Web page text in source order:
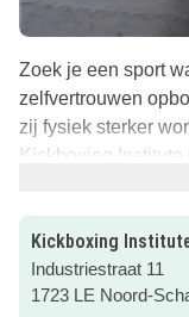
Zoek je een sport
zelfvertrouwen
zij fysiek sterker
Kickboxing Institute
Speciaal voor
orthopedagoog
STTC kids.
Kickboxing
Industriestraat 11
1723 LE Noord-